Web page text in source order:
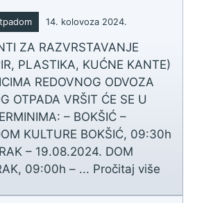
14. kolovoza 2024.
ZA RAZVRSTAVANJE
PLASTIKA, KUĆNE KANTE)
REDOVNOG ODVOZA
OTPADA VRŠIT ĆE SE U
– BOKŠIĆ –
KULTURE BOKŠIĆ, 09:30h
– 19.08.2024. DOM
09:00h – ... Pročitaj više